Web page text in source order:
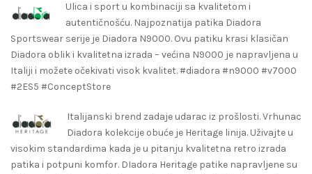
Ulica i sport u kombinaciji sa kvalitetom i
autentičnošću. Najpoznatija patika Diadora
Sportswear serije je Diadora N9000. Ovu patiku krasi klasičan
Diadora oblik i kvalitetna izrada – većina N9000 je napravljena u
Italiji i možete očekivati visok kvalitet. #diadora #n9000 #v7000
#2ES5 #ConceptStore
Italijanski brend zadaje udarac iz prošlosti. Vrhunac
Diadora kolekcije obuće je Heritage linija. Uživajte u
visokim standardima kada je u pitanju kvalitetna retro izrada
patika i potpuni komfor. DIadora Heritage patike napravljene su